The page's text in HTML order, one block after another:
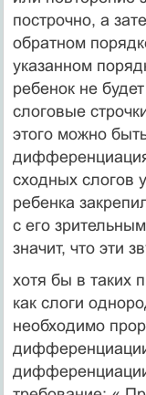
построчно, а
обратном
указанном
ре­бенок не
слоговые
этого можно
сходных сло­гов
ребенка
с его
значит, что эти
хотя бы в таких
как слоги
необходимо